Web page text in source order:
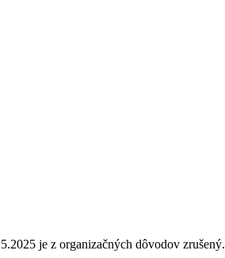
je z organizačných dôvodov zrušený.